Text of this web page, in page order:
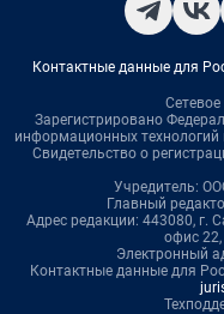
Контактные данные для
Сетевое
Зарегистрировано
информационных
Свидетельство о
Учредитель:
Главный
Адрес редакции: 443080, г.
офис 22,
Электронный
Контактные данные для